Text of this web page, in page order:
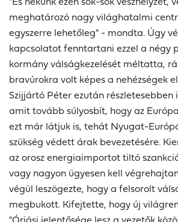
meghatározó nagy világhatalmi
egyszerre lehetőleg" - mondta. Úgy
kapcsolatot fenntartani ezzel a négy
kormány válságkezelését méltatta,
bravúrokra volt képes a nehézségek
Szijjártó Péter ezután
amit tovább súlyosbít, hogy az
ezt már látjuk is, tehát Nyugat-
szükség védett árak bevezetésére.
az orosz energiaimportot tiltó
vagy nagyon ügyesen kell
végül leszögezte, hogy a felsorolt
megbukott. Kifejtette, hogy új